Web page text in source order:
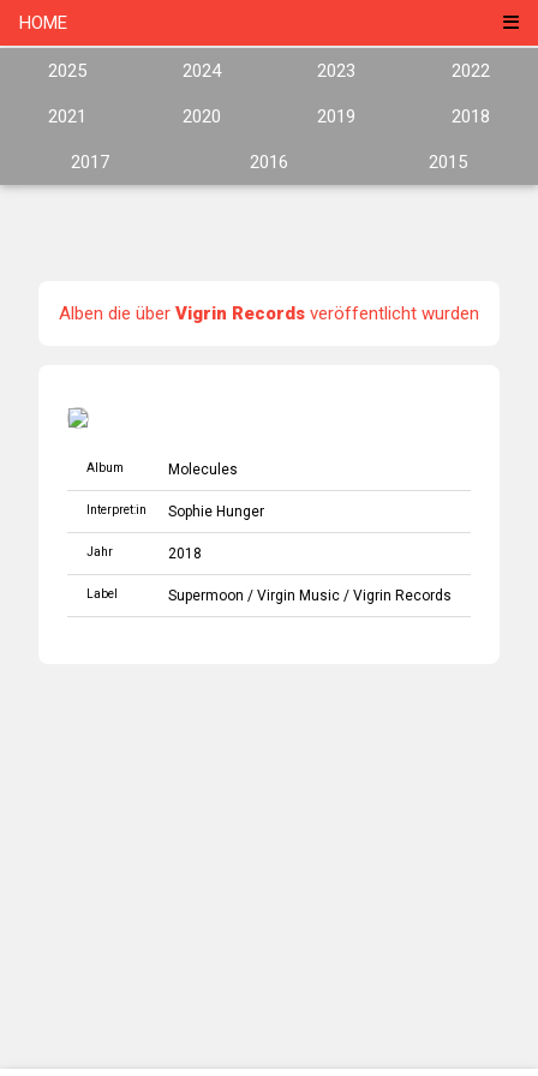
HOME
2025 2024 2023 2022
2021 2020 2019 2018
2017 2016 2015
Alben die über Vigrin Records veröffentlicht wurden
Album Molecules
Interpret:in Sophie Hunger
Jahr 2018
Label Supermoon / Virgin Music / Vigrin Records